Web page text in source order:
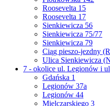
Roosevelta 15
Roosevelta 17
Sienkiewicza 56
Sienkiewicza 75/77
Sienkiewicza 79
Ciąg pieszo-jezdny
Ulica Sienkiewicza
7 - okolice ul. Legionów i
Gdańska 1
Legionów 37a
Legionów 44
Mielczarskiego 3